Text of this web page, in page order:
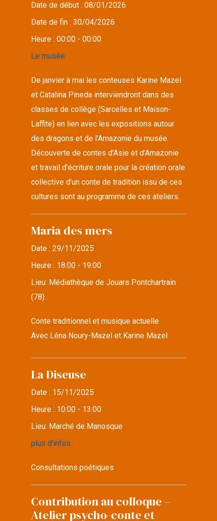
Date de début :08/01/2026
Date de fin :30/04/2026
Heure :00:00 - 00:00
Le musée
De janvier à mai les conteuses Karine Mazel
et Catalina Pineda interviendront dans des
classes de collège (Sarcelles et Maison-
Laffite) en lien avec les expositions autour
des dragons et de l’Amazonie du musée.
Découverte de contes d’Asie et d’Amazonie
et travail d’écriture orale pour la création orale
collective d’un conte de tradition issu de ces
cultures sont au programme de ces ateliers.
Maria des mers
Date :29/11/2025
Heure : 18:00 - 19:00
Lieu: Médiathèque de Jouars Pontchartrain
(78)
Conte traditionnel et musique actuelle
Avec Léna Noury-Mazel et Karine Mazel
La Diseuse
Date : 15/11/2025
Heure : 10:00 - 13:00
Lieu: Marché de Manosque
plus d'infos
Consultations poétiques
Contribution au colloque –
Atelier psycho-conte et